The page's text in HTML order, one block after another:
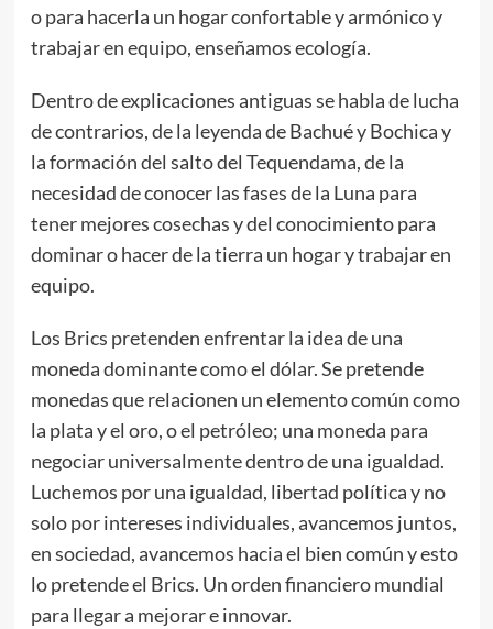
o para hacerla un hogar confortable y armónico y
trabajar en equipo, enseñamos ecología.
Dentro de explicaciones antiguas se habla de lucha
de contrarios, de la leyenda de Bachué y Bochica y
la formación del salto del Tequendama, de la
necesidad de conocer las fases de la Luna para
tener mejores cosechas y del conocimiento para
dominar o hacer de la tierra un hogar y trabajar en
equipo.
Los Brics pretenden enfrentar la idea de una
moneda dominante como el dólar. Se pretende
monedas que relacionen un elemento común como
la plata y el oro, o el petróleo; una moneda para
negociar universalmente dentro de una igualdad.
Luchemos por una igualdad, libertad política y no
solo por intereses individuales, avancemos juntos,
en sociedad, avancemos hacia el bien común y esto
lo pretende el Brics. Un orden financiero mundial
para llegar a mejorar e innovar.